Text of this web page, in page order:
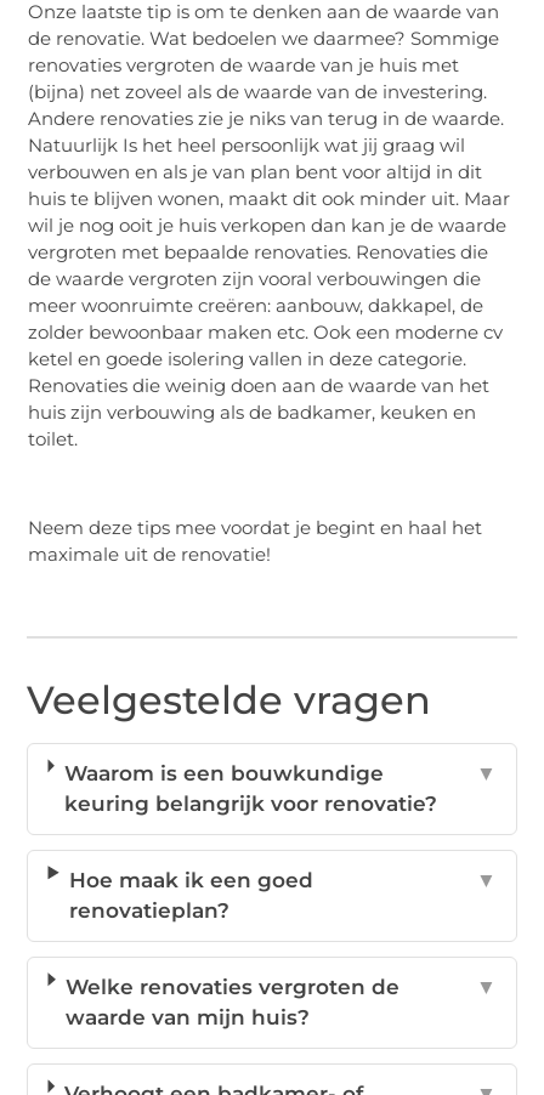
Onze laatste tip is om te denken aan de waarde van
de renovatie. Wat bedoelen we daarmee? Sommige
renovaties vergroten de waarde van je huis met
(bijna) net zoveel als de waarde van de investering.
Andere renovaties zie je niks van terug in de waarde.
Natuurlijk Is het heel persoonlijk wat jij graag wil
verbouwen en als je van plan bent voor altijd in dit
huis te blijven wonen, maakt dit ook minder uit. Maar
wil je nog ooit je huis verkopen dan kan je de waarde
vergroten met bepaalde renovaties. Renovaties die
de waarde vergroten zijn vooral verbouwingen die
meer woonruimte creëren: aanbouw, dakkapel, de
zolder bewoonbaar maken etc. Ook een moderne cv
ketel en goede isolering vallen in deze categorie.
Renovaties die weinig doen aan de waarde van het
huis zijn verbouwing als de badkamer, keuken en
toilet.
Neem deze tips mee voordat je begint en haal het
maximale uit de renovatie!
Veelgestelde vragen
Waarom is een bouwkundige
keuring belangrijk voor renovatie?
▼
Hoe maak ik een goed
renovatieplan?
▼
Welke renovaties vergroten de
waarde van mijn huis?
▼